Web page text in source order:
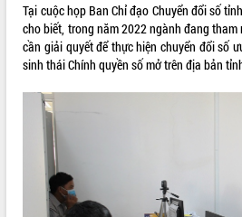
Tại cuộc họp Ban Chỉ đạo Chuyển đổi số
cho biết, trong năm 2022 ngành đang
cần giải quyết để thực hiện chuyển đổi số
sinh thái Chính quyền số mở trên địa bản